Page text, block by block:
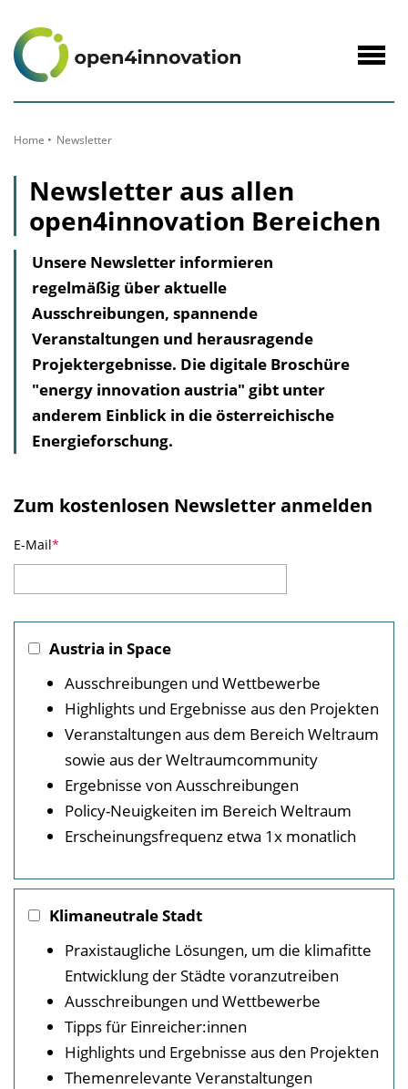
Inhalt
Home Newsletter
Newsletter aus allen
open4innovation Bereichen
Unsere Newsletter informieren
regelmäßig über aktuelle
Ausschreibungen, spannende
Veranstaltungen und herausragende
Projekt­ergebnisse. Die digitale Broschüre
"energy innovation austria" gibt unter
anderem Einblick in die österreichische
Energieforschung.
Zum kostenlosen Newsletter anmelden
E-Mail
Austria in Space
Ausschreibungen und Wettbewerbe
Highlights und Ergebnisse aus den Projekten
Veranstaltungen aus dem Bereich Weltraum
sowie aus der Weltraumcommunity
Ergebnisse von Ausschreibungen
Policy-Neuigkeiten im Bereich Weltraum
Erscheinungsfrequenz etwa 1x monatlich
Klimaneutrale Stadt
Praxistaugliche Lösungen, um die klimafitte
Entwicklung der Städte voranzutreiben
Ausschreibungen und Wettbewerbe
Tipps für Einreicher:innen
Highlights und Ergebnisse aus den Projekten
Themenrelevante Veranstaltungen